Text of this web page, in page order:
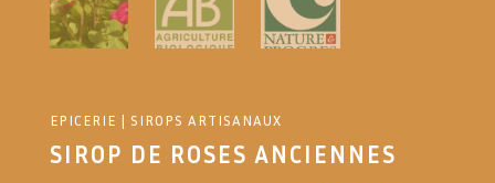
EPICERIE | SIROPS ARTISANAUX
SIROP DE ROSES ANCIENNES